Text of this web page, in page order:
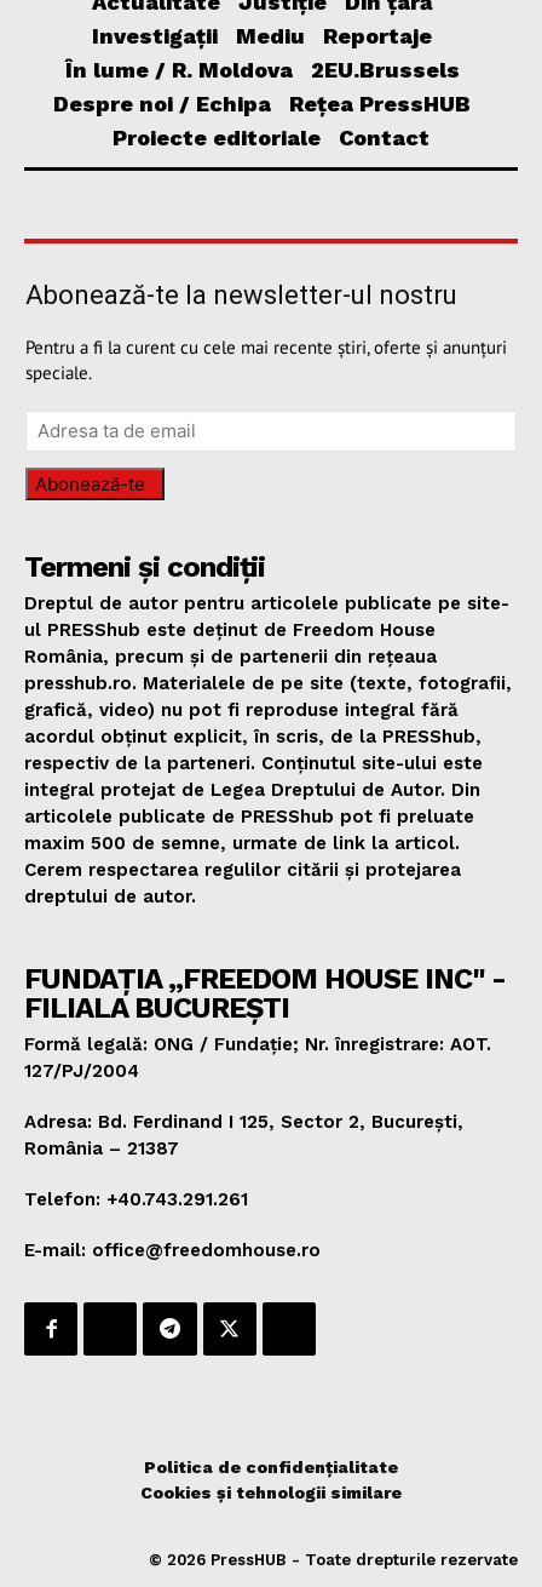
Investigații
Mediu
Reportaje
În lume / R. Moldova
2EU.Brussels
Despre noi / Echipa
Rețea PressHUB
Proiecte editoriale
Contact
Abonează-te la newsletter-ul nostru
Pentru a fi la curent cu cele mai recente știri, oferte și anunțuri
speciale.
Abonează-te
Termeni și condiții
Dreptul de autor pentru articolele publicate pe site-
ul PRESShub este deținut de Freedom House
România, precum și de partenerii din rețeaua
presshub.ro. Materialele de pe site (texte, fotografii,
grafică, video) nu pot fi reproduse integral fără
acordul obținut explicit, în scris, de la PRESShub,
respectiv de la parteneri. Conținutul site-ului este
integral protejat de Legea Dreptului de Autor. Din
articolele publicate de PRESShub pot fi preluate
maxim 500 de semne, urmate de link la articol.
Cerem respectarea regulilor citării și protejarea
dreptului de autor.
FUNDAȚIA „FREEDOM HOUSE INC" -
FILIALA BUCUREȘTI
Formă legală: ONG / Fundație; Nr. înregistrare: AOT.
127/PJ/2004
Adresa: Bd. Ferdinand I 125, Sector 2, București,
România – 21387
Telefon: +40.743.291.261
E-mail: office@freedomhouse.ro
Politica de confidențialitate
Cookies și tehnologii similare
© 2026 PressHUB - Toate drepturile rezervate